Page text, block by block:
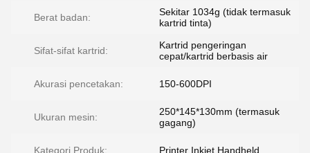
Berat badan:
Sekitar 1034g (tidak termasuk
kartrid tinta)
Sifat-sifat kartrid:
Kartrid pengeringan
cepat/kartrid berbasis air
Akurasi pencetakan: 150-600DPI
Ukuran mesin:
250*145*130mm (termasuk
gagang)
Kategori Produk: Printer Inkjet Handheld